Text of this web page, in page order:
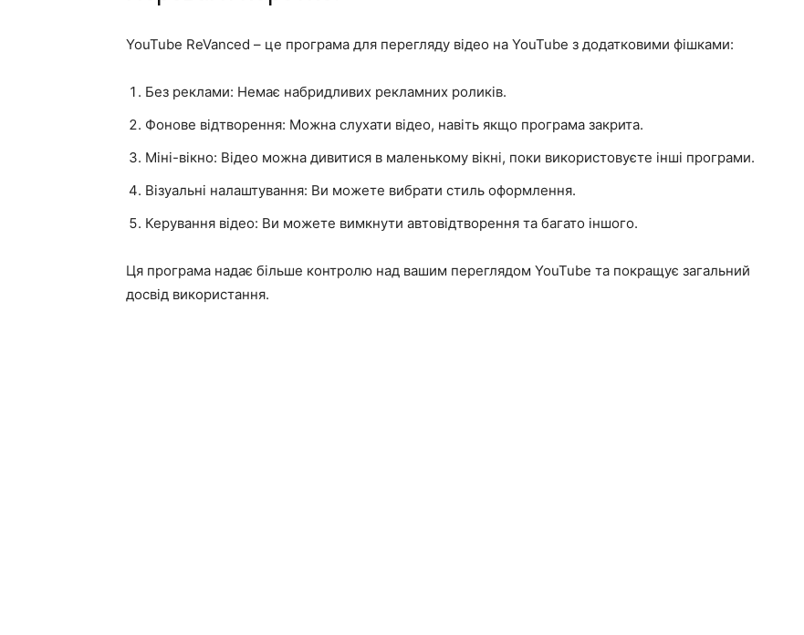
YouTube ReVanced – це програма для перегляду відео на YouTube з додатковими фішками:
Без реклами: Немає набридливих рекламних роликів.
Фонове відтворення: Можна слухати відео, навіть якщо програма закрита.
Міні-вікно: Відео можна дивитися в маленькому вікні, поки використовуєте інші програми.
Візуальні налаштування: Ви можете вибрати стиль оформлення.
Керування відео: Ви можете вимкнути автовідтворення та багато іншого.
Ця програма надає більше контролю над вашим переглядом YouTube та покращує загальний
досвід використання.